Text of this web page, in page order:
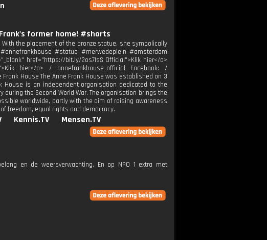
former home! #shorts
the placement of the bronze statue, she symbolically
#statue #merwedeplein #amsterdam
href="https://bit.ly/2os7IsS Official">Klik hier</a>
hier</a> / annefrankhouse_official Facebook: /
House The Anne Frank House was established on 3
House is an independent organisation dedicated to the
the Second World War. The organisation brings the
worldwide, partly with the aim of raising awareness
freedom, equal rights and democracy.
Kennis.TV
Mensen.TV
en de weersverwachting. En op NPO 1 extra met